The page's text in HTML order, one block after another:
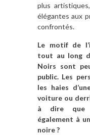
plus
élégantes aux
confrontés.
Le motif de
tout au long
Noirs sont
public. Les
les haies
voiture ou
à dire que
également à
noire ?